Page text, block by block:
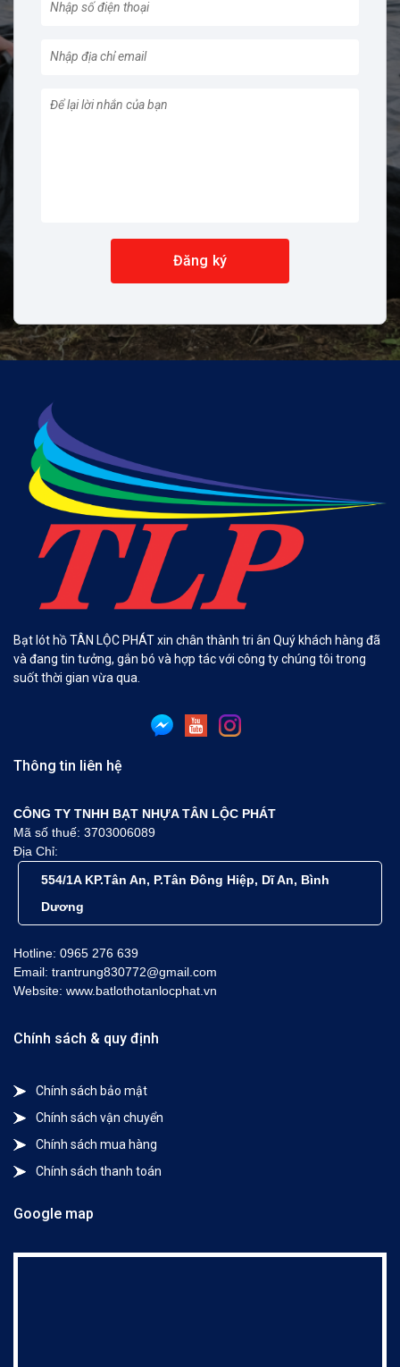
Đăng ký
Bạt lót hồ TÂN LỘC PHÁT xin chân thành tri ân Quý khách hàng đã
và đang tin tưởng, gắn bó và hợp tác với công ty chúng tôi trong
suốt thời gian vừa qua.
Thông tin liên hệ
CÔNG TY TNHH BẠT NHỰA TÂN LỘC PHÁT
Mã số thuế: 3703006089
Địa Chỉ:
554/1A KP.Tân An, P.Tân Đông Hiệp, Dĩ An, Bình
Dương
Hotline: 0965 276 639
Email: trantrung830772@gmail.com
Website: www.batlothotanlocphat.vn
Chính sách & quy định
Chính sách bảo mật
Chính sách vận chuyển
Chính sách mua hàng
Chính sách thanh toán
Google map